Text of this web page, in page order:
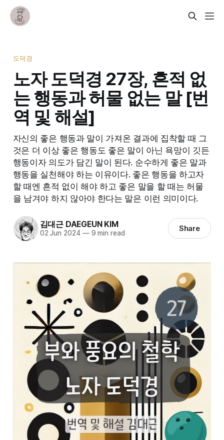
도덕경
노자 도덕경 27장, 흔적 없
는 행동과 허물 없는 말 [번
역 및 해설]
자신의 좋은 행동과 말이 가져온 결과에 집착할 때 그
것은 더 이상 좋은 행동도 좋은 말이 아닌 욕망이 깃든
행동이자 의도가 담긴 말이 된다. 순수하게 좋은 말과
행동을 실천해야 하는 이유이다. 좋은 행동을 하고자
할 때엔 흔적 없이 해야 하고 좋은 말을 할 때는 허물
을 남겨야 하지 않아야 한다는 말은 이런 의미이다.
김대근 DAEGEUN KIM
02 Jun 2024 —9 min read Share